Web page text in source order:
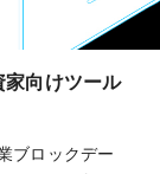
向けツール
ブロックデー